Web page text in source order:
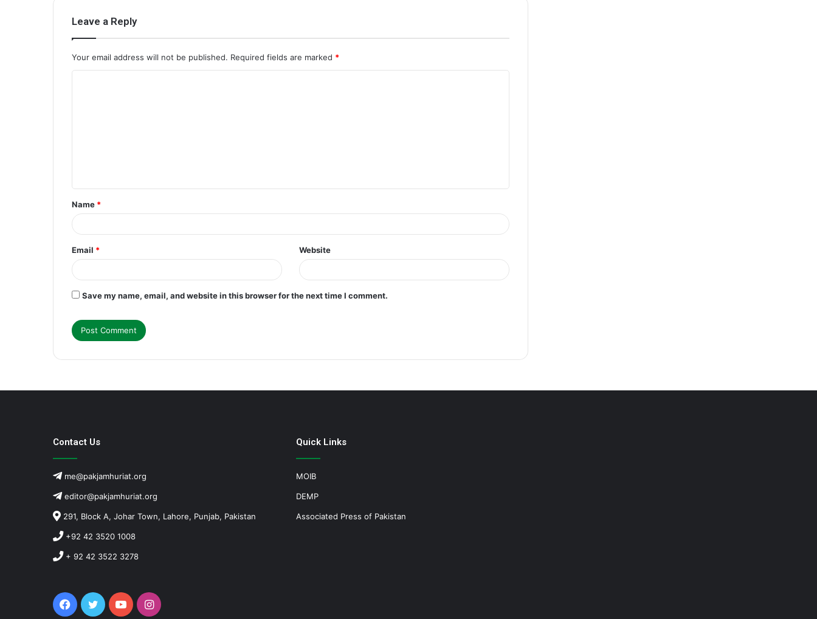
Leave a Reply
Your email address will not be published. Required fields are marked *
t
*
Name *
Email * Website
Save my name, email, and website in this browser for the next time I comment.
Contact Us
me@pakjamhuriat.org
editor@pakjamhuriat.org
291, Block A, Johar Town, Lahore, Punjab, Pakistan
+92 42 3520 1008
+ 92 42 3522 3278
Facebook
TwitterYouTubeInstagram
Quick Links
MOIB
DEMP
Associated Press of Pakistan